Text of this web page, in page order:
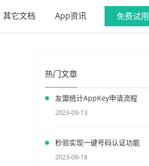
免费试用
其它文档 App资讯
热门文章
友盟统计AppKey申请流程
2023-09-13
秒验实现一键号码认证功能
2023-09-18